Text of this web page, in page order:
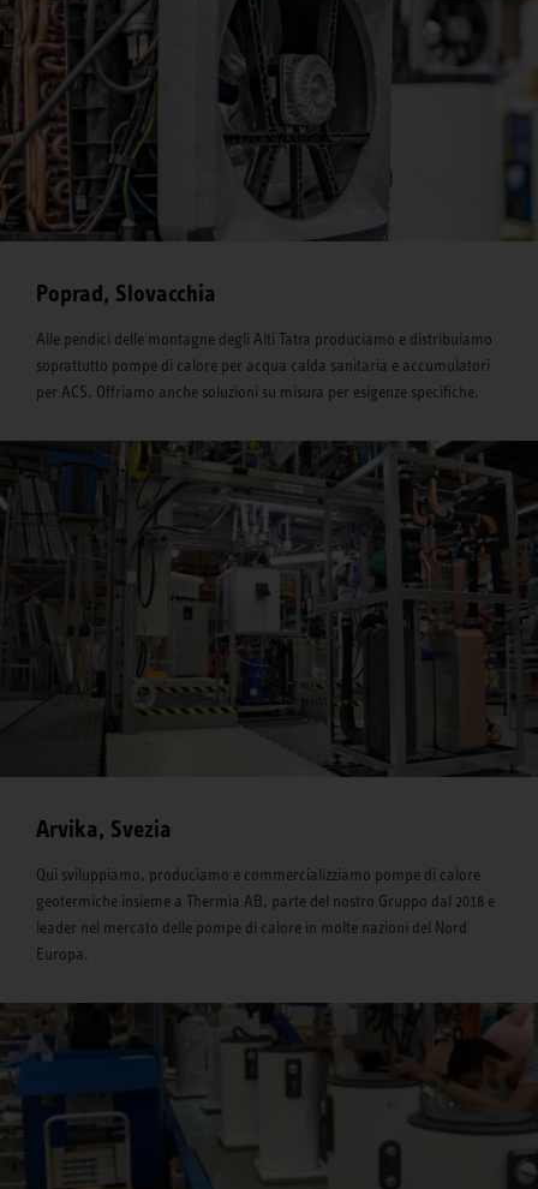
Poprad, Slovacchia
Alle pendici delle montagne degli Alti Tatra produciamo e distribuiamo
soprattutto pompe di calore per acqua calda sanitaria e accumulatori
per ACS. Offriamo anche soluzioni su misura per esigenze specifiche.
Arvika, Svezia
Qui sviluppiamo, produciamo e commercializziamo pompe di calore
geotermiche insieme a Thermia AB, parte del nostro Gruppo dal 2018 e
leader nel mercato delle pompe di calore in molte nazioni del Nord
Europa.